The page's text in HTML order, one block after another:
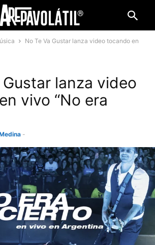
No Te Va Gustar lanza video tocando en
Gustar lanza video
vivo “No era
-